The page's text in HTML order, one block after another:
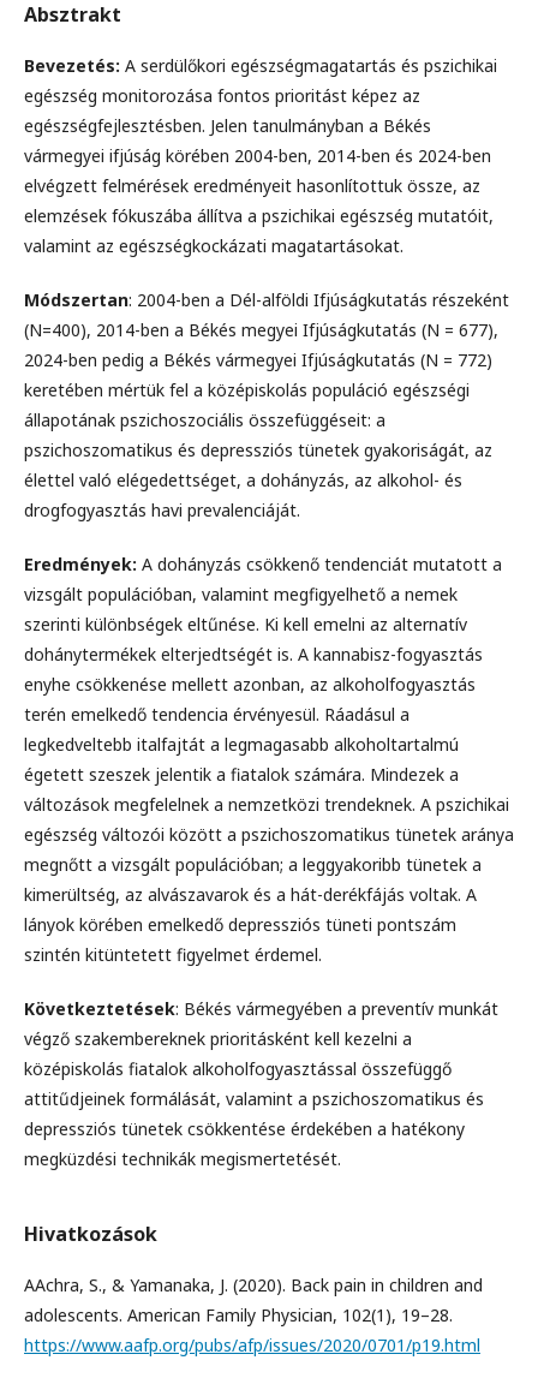
Absztrakt
Bevezetés: A serdülőkori egészségmagatartás és pszichikai
egészség monitorozása fontos prioritást képez az
egészségfejlesztésben. Jelen tanulmányban a Békés
vármegyei ifjúság körében 2004-ben, 2014-ben és 2024-ben
elvégzett felmérések eredményeit hasonlítottuk össze, az
elemzések fókuszába állítva a pszichikai egészség mutatóit,
valamint az egészségkockázati magatartásokat.
Módszertan: 2004-ben a Dél-alföldi Ifjúságkutatás részeként
(N=400), 2014-ben a Békés megyei Ifjúságkutatás (N = 677),
2024-ben pedig a Békés vármegyei Ifjúságkutatás (N = 772)
keretében mértük fel a középiskolás populáció egészségi
állapotának pszichoszociális összefüggéseit: a
pszichoszomatikus és depressziós tünetek gyakoriságát, az
élettel való elégedettséget, a dohányzás, az alkohol- és
drogfogyasztás havi prevalenciáját.
Eredmények: A dohányzás csökkenő tendenciát mutatott a
vizsgált populációban, valamint megfigyelhető a nemek
szerinti különbségek eltűnése. Ki kell emelni az alternatív
dohánytermékek elterjedtségét is. A kannabisz-fogyasztás
enyhe csökkenése mellett azonban, az alkoholfogyasztás
terén emelkedő tendencia érvényesül. Ráadásul a
legkedveltebb italfajtát a legmagasabb alkoholtartalmú
égetett szeszek jelentik a fiatalok számára. Mindezek a
változások megfelelnek a nemzetközi trendeknek. A pszichikai
egészség változói között a pszichoszomatikus tünetek aránya
megnőtt a vizsgált populációban; a leggyakoribb tünetek a
kimerültség, az alvászavarok és a hát-derékfájás voltak. A
lányok körében emelkedő depressziós tüneti pontszám
szintén kitüntetett figyelmet érdemel.
Következtetések: Békés vármegyében a preventív munkát
végző szakembereknek prioritásként kell kezelni a
középiskolás fiatalok alkoholfogyasztással összefüggő
attitűdjeinek formálását, valamint a pszichoszomatikus és
depressziós tünetek csökkentése érdekében a hatékony
megküzdési technikák megismertetését.
Hivatkozások
AAchra, S., & Yamanaka, J. (2020). Back pain in children and
adolescents. American Family Physician, 102(1), 19–28.
https://www.aafp.org/pubs/afp/issues/2020/0701/p19.html